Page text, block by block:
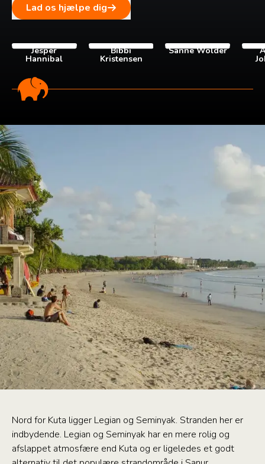
Lad os hjælpe dig
Jesper
Hannibal
Bibbi
Kristensen
Sanne Wolder
Nord for Kuta ligger Legian og Seminyak. Stranden her er
indbydende. Legian og Seminyak har en mere rolig og
afslappet atmosfære end Kuta og er ligeledes et godt